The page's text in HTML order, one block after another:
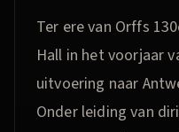
Ter ere van Orffs
Hall in het voorjaar
uitvoering naar
Onder leiding van